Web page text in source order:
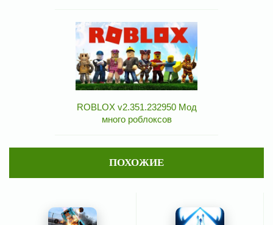
ROBLOX v2.351.232950 Мод
много роблоксов
ПОХОЖИЕ